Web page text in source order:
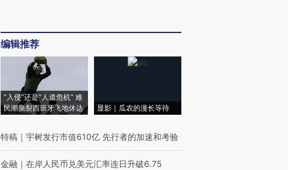
编辑推荐
“入侵”还是“人道危机” 难
民潮撕裂西班牙飞地休达
显影｜瓜农的漫长等待
特稿 ｜ 宇树发行市值610亿 先行者的加速和考验
金融 ｜ 在岸人民币兑美元汇率连日升破6.75